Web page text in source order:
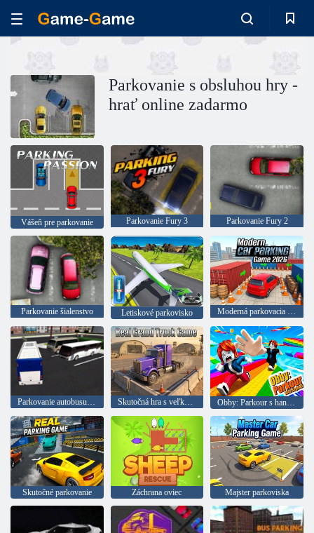
Parkovanie s obsluhou hry -
hrať online zadarmo
Vášeň pre parkovanie Parkovanie Fury 3 Parkovanie Fury 2
Parkovanie šialenstvo Letiskové parkovisko Moderná parkovacia hra 2026
Parkovanie autobusu 3D Skutočná hra s veľkým nákladným autom Obby: Parkour s handrovou bábikou
Skutočné parkovanie Záchrana oviec Majster parkoviska